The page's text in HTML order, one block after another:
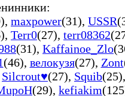
, maxpower(31), USSR
, Terr0(27), terr08362
(31), Kaffainoe_Zlo
(46), велокузя(27), Zont
Silcrout♥(27), Squib(25),
(29), kefiakim